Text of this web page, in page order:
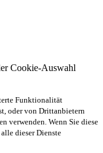
Cookie-Auswahl
Funktionalität
oder von Drittanbietern
verwenden. Wenn Sie diese
dieser Dienste